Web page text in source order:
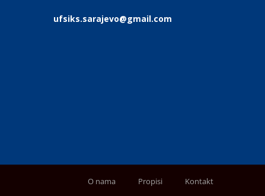
ufsiks.sarajevo@gmail.com
O nama Propisi Kontakt